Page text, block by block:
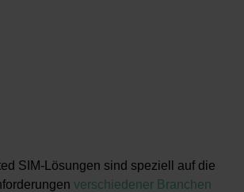
SIM-Lösungen sind speziell auf die
verschiedener Branchen